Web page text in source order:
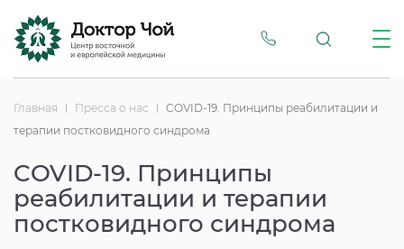
Главная Пресса о нас
COVID-19. Принципы реабилитации и
терапии постковидного синдрома
COVID-19. Принципы
реабилитации и терапии
постковидного синдрома